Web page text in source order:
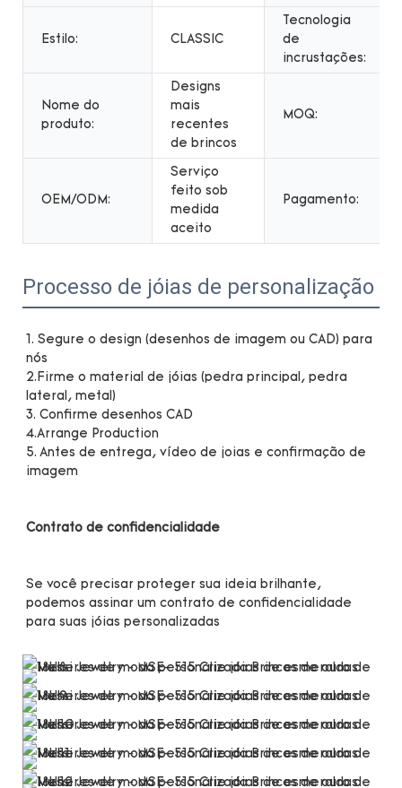
Estilo: CLASSIC
Tecnologia
de
incrustações:
Nome do
produto:
Designs
mais
recentes
de brincos
MOQ:
OEM/ODM:
Serviço
feito sob
medida
aceito
Pagamento:
Processo de jóias de personalização
1. Segure o design (desenhos de imagem ou CAD) para
nós
2.Firme o material de jóias (pedra principal, pedra
lateral, metal)
3. Confirme desenhos CAD
4.Arrange Production
5. Antes de entrega, vídeo de joias e confirmação de
Se você precisar proteger sua ideia brilhante,
podemos assinar um contrato de confidencialidade